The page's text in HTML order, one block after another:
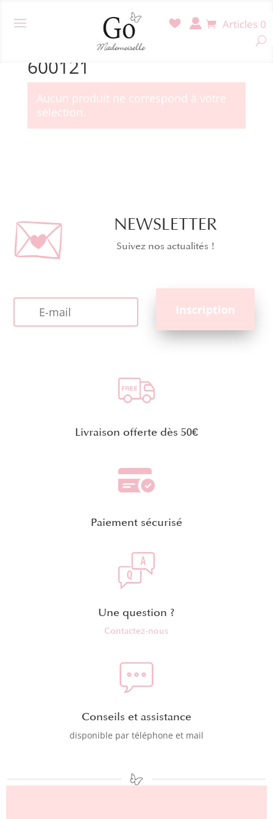
Articles 0
/ Produit Référence / 600121
600121
Aucun produit ne correspond à votre
sélection.
NEWSLETTER
Suivez nos actualités !
Livraison offerte dès 50€
Paiement sécurisé
Une question ?
Contactez-nous
Conseils et assistance
disponible par téléphone et mail